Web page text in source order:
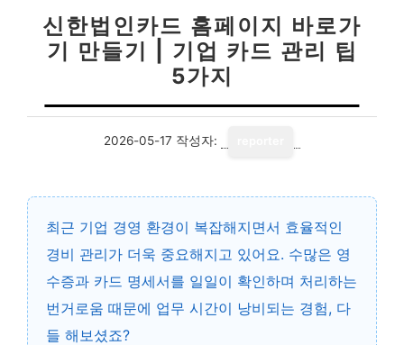
신한법인카드 홈페이지 바로가
기 만들기 | 기업 카드 관리 팁
5가지
2026-05-17 작성자:
최근 기업 경영 환경이 복잡해지면서 효율적인
경비 관리가 더욱 중요해지고 있어요. 수많은 영
수증과 카드 명세서를 일일이 확인하며 처리하는
번거로움 때문에 업무 시간이 낭비되는 경험, 다
들 해보셨죠?